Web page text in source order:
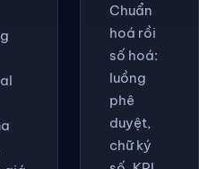
Chuẩn
hoá rồi
số hoá:
luồng
phê
duyệt,
chữ ký